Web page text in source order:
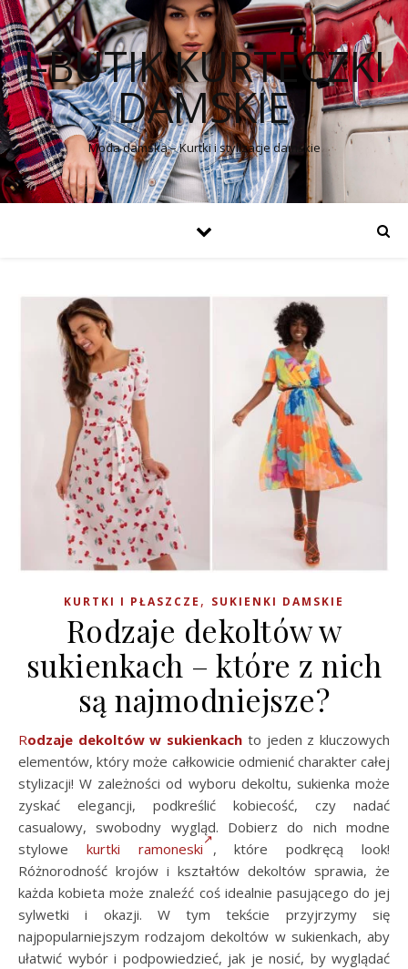
I-BUTIK KURTECZKI
DAMSKIE
Moda damska – Kurtki i stylizacje damskie
KURTKI I PŁASZCZE , SUKIENKI DAMSKIE
Rodzaje dekoltów w
sukienkach – które z nich
są najmodniejsze?
Rodzaje dekoltów w sukienkach to jeden z kluczowych
elementów, który może całkowicie odmienić charakter całej
stylizacji! W zależności od wyboru dekoltu, sukienka może
zyskać elegancji, podkreślić kobiecość, czy nadać
casualowy, swobodny wygląd. Dobierz do nich modne
stylowe kurtki ramoneski
, które podkręcą look!
Różnorodność krojów i kształtów dekoltów sprawia, że
każda kobieta może znaleźć coś idealnie pasującego do jej
sylwetki i okazji. W tym tekście przyjrzymy się
najpopularniejszym rodzajom dekoltów w sukienkach, aby
ułatwić wybór i podpowiedzieć, jak je nosić, by wyglądać